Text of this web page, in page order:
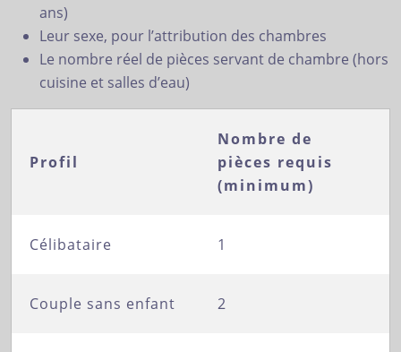
ans)
Leur sexe, pour l’attribution des chambres
Le nombre réel de pièces servant de chambre (hors
cuisine et salles d’eau)
Profil
Nombre de
pièces requis
(minimum)
Célibataire 1
Couple sans enfant 2